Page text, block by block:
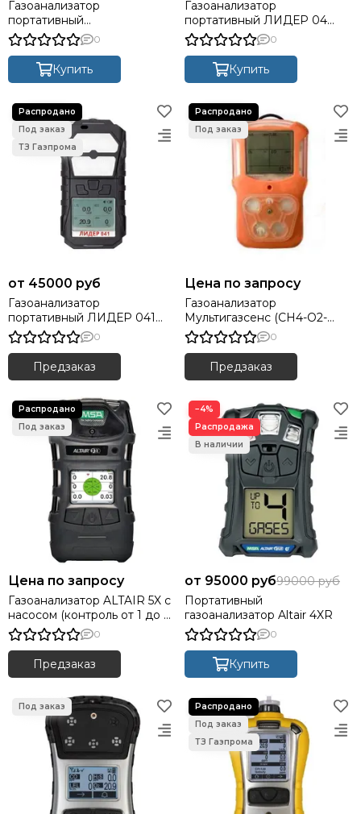
Газоанализатор
портативный
одноканальный ЛИДЕР 02
0
Купить
Газоанализатор
портативный ЛИДЕР 04
(контроль от 1 до 4 газов: Ex,
O2, CO, H2S)
0
Купить
45000 руб
Газоанализатор
портативный ЛИДЕР 041
(контроль до 4 газов)
0
Предзаказ
Цена по запросу
Газоанализатор
Мультигазсенс (CH4-O2-
CO2)
0
Предзаказ
Цена по запросу
Газоанализатор ALTAIR 5X с
насосом (контроль от 1 до 6
газов)
0
Предзаказ
−4%
95000 руб99000 руб
Портативный
газоанализатор Altair 4XR
0
Купить